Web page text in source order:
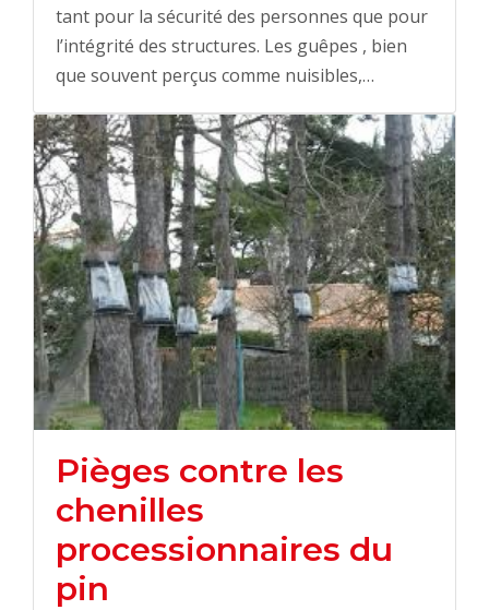
tant pour la sécurité des personnes que pour
l’intégrité des structures. Les guêpes , bien
que souvent perçus comme nuisibles,…
Pièges contre les
chenilles
processionnaires du
pin